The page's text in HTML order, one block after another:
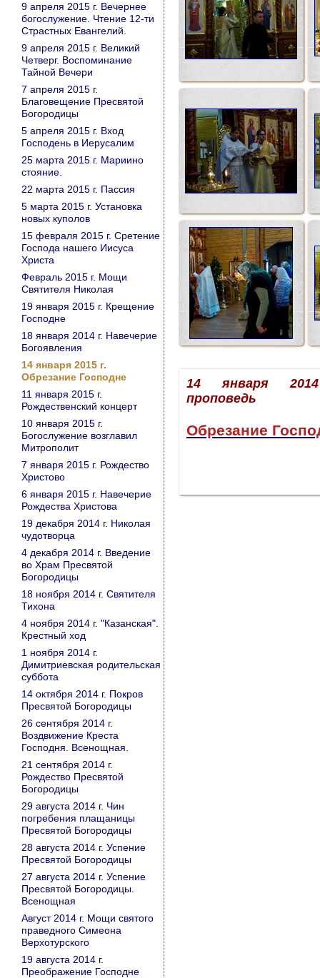
14 января
проповедь
Обрезание
9 апреля 2015 г. Вечернее
богослужение. Чтение 12-ти
Страстных Евангелий.
9 апреля 2015 г. Великий
Четверг. Воспоминание
Тайной Вечери
7 апреля 2015 г.
Благовещение Пресвятой
Богородицы
5 апреля 2015 г. Вход
Господень в Иерусалим
25 марта 2015 г. Мариино
стояние.
22 марта 2015 г. Пассия
5 марта 2015 г. Установка
новых куполов
15 февраля 2015 г. Сретение
Господа нашего Иисуса
Христа
Февраль 2015 г. Мощи
Святителя Николая
19 января 2015 г. Крещение
Господне
18 января 2014 г. Навечерие
Богоявления
14 января 2015 г.
Обрезание Господне
11 января 2015 г.
Рождественский концерт
10 января 2015 г.
Богослужение возглавил
Митрополит
7 января 2015 г. Рождество
Христово
6 января 2015 г. Навечерие
Рождества Христова
19 декабря 2014 г. Николая
чудотворца
4 декабря 2014 г. Введение
во Храм Пресвятой
Богородицы
18 ноября 2014 г. Святителя
Тихона
4 ноября 2014 г. "Казанская".
Крестный ход
1 ноября 2014 г.
Димитриевская родительская
суббота
14 октября 2014 г. Покров
Пресвятой Богородицы
26 сентября 2014 г.
Воздвижение Креста
Господня. Всенощная.
21 сентября 2014 г.
Рождество Пресвятой
Богородицы
29 августа 2014 г. Чин
погребения плащаницы
Пресвятой Богородицы
28 августа 2014 г. Успение
Пресвятой Богородицы
27 августа 2014 г. Успение
Пресвятой Богородицы.
Всенощная
Август 2014 г. Мощи святого
праведного Симеона
Верхотурского
19 августа 2014 г.
Преображение Господне